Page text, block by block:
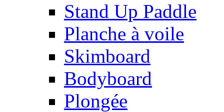
Stand Up Paddle
Planche à voile
Skimboard
Bodyboard
Plongée